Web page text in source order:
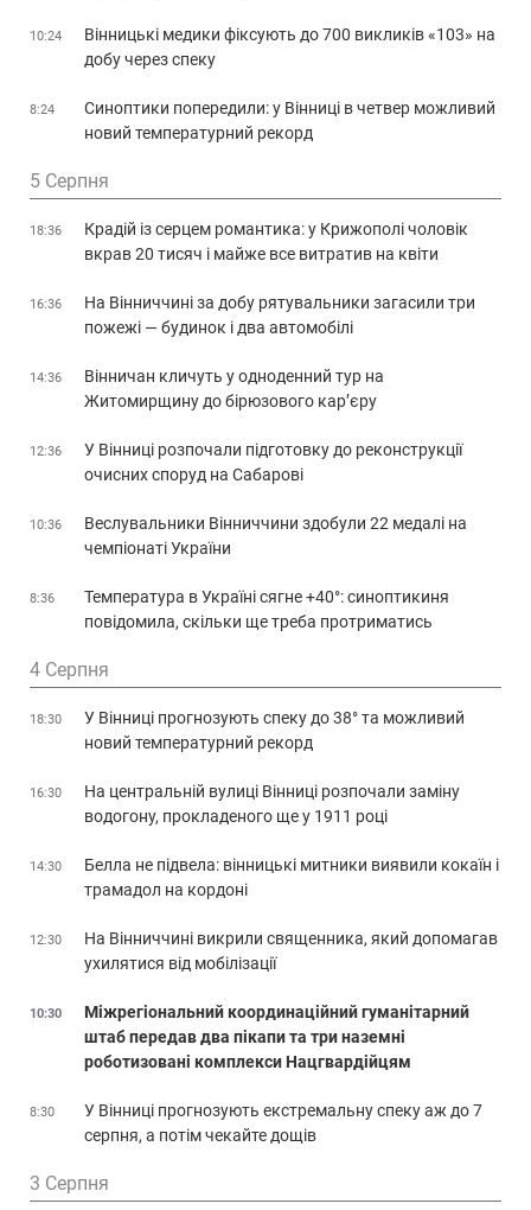
10:24
Вінницькі медики фіксують до 700 викликів «103» на
добу через спеку
8:24
Синоптики попередили: у Вінниці в четвер можливий
новий температурний рекорд
5 Серпня
18:36
Крадій із серцем романтика: у Крижополі чоловік
вкрав 20 тисяч і майже все витратив на квіти
16:36
На Вінниччині за добу рятувальники загасили три
пожежі — будинок і два автомобілі
14:36
Вінничан кличуть у одноденний тур на
Житомирщину до бірюзового кар’єру
12:36
У Вінниці розпочали підготовку до реконструкції
очисних споруд на Сабарові
10:36
Веслувальники Вінниччини здобули 22 медалі на
чемпіонаті України
8:36
Температура в Україні сягне +40°: синоптикиня
повідомила, скільки ще треба протриматись
4 Серпня
18:30
У Вінниці прогнозують спеку до 38° та можливий
новий температурний рекорд
16:30
На центральній вулиці Вінниці розпочали заміну
водогону, прокладеного ще у 1911 році
14:30
Белла не підвела: вінницькі митники виявили кокаїн і
трамадол на кордоні
12:30
На Вінниччині викрили священника, який допомагав
ухилятися від мобілізації
10:30
Міжрегіональний координаційний гуманітарний
штаб передав два пікапи та три наземні
роботизовані комплекси Нацгвардійцям
8:30
У Вінниці прогнозують екстремальну спеку аж до 7
серпня, а потім чекайте дощів
3 Серпня